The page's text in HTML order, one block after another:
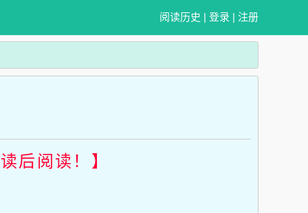
阅读历史 | 登录 | 注册
后阅读！】